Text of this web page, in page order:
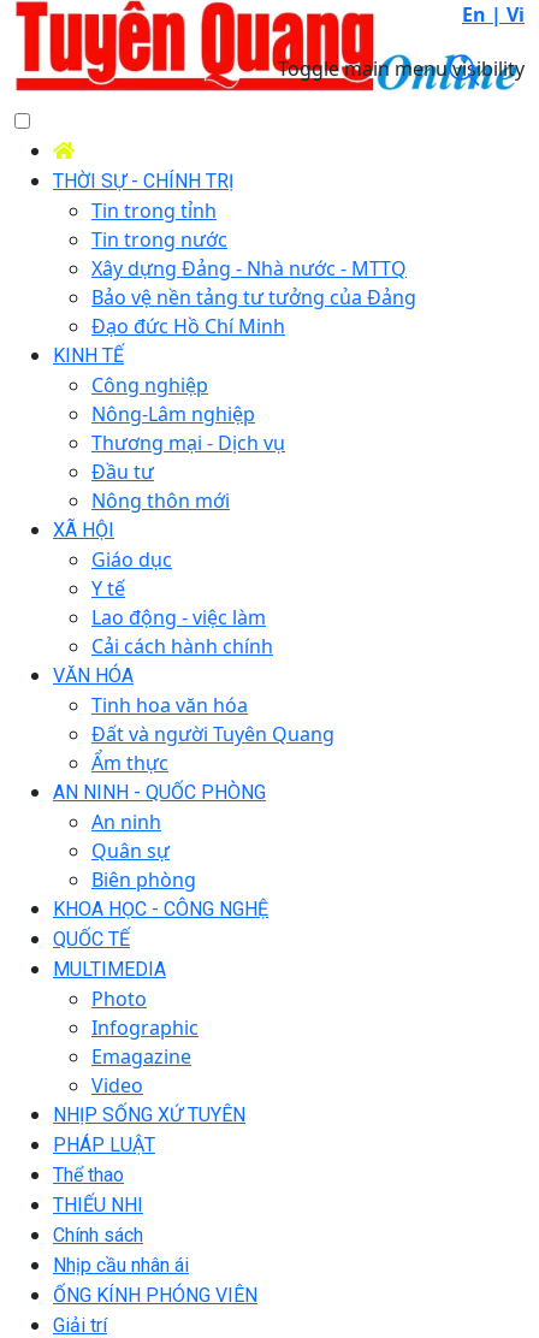
En | Vi
Toggle main menu visibility
THỜI SỰ - CHÍNH TRỊ
Tin trong tỉnh
Tin trong nước
Xây dựng Đảng - Nhà nước - MTTQ
Bảo vệ nền tảng tư tưởng của Đảng
Đạo đức Hồ Chí Minh
KINH TẾ
Công nghiệp
Nông-Lâm nghiệp
Thương mại - Dịch vụ
Đầu tư
Nông thôn mới
XÃ HỘI
Giáo dục
Y tế
Lao động - việc làm
Cải cách hành chính
VĂN HÓA
Tinh hoa văn hóa
Đất và người Tuyên Quang
Ẩm thực
AN NINH - QUỐC PHÒNG
An ninh
Quân sự
Biên phòng
KHOA HỌC - CÔNG NGHỆ
QUỐC TẾ
MULTIMEDIA
Photo
Infographic
Emagazine
Video
NHỊP SỐNG XỨ TUYÊN
PHÁP LUẬT
Thể thao
THIẾU NHI
Chính sách
Nhịp cầu nhân ái
ỐNG KÍNH PHÓNG VIÊN
Giải trí